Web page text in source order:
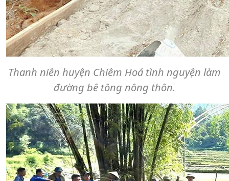
Thanh niên huyện Chiêm Hoá tình nguyện làm
đường bê tông nông thôn.